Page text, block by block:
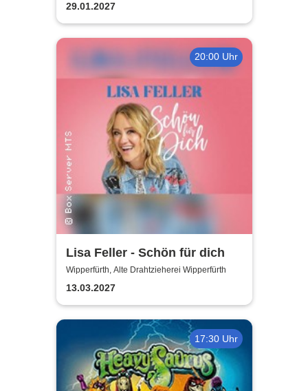
29.01.2027
20:00 Uhr
Lisa Feller - Schön für dich
Wipperfürth, Alte Drahtzieherei Wipperfürth
13.03.2027
17:30 Uhr